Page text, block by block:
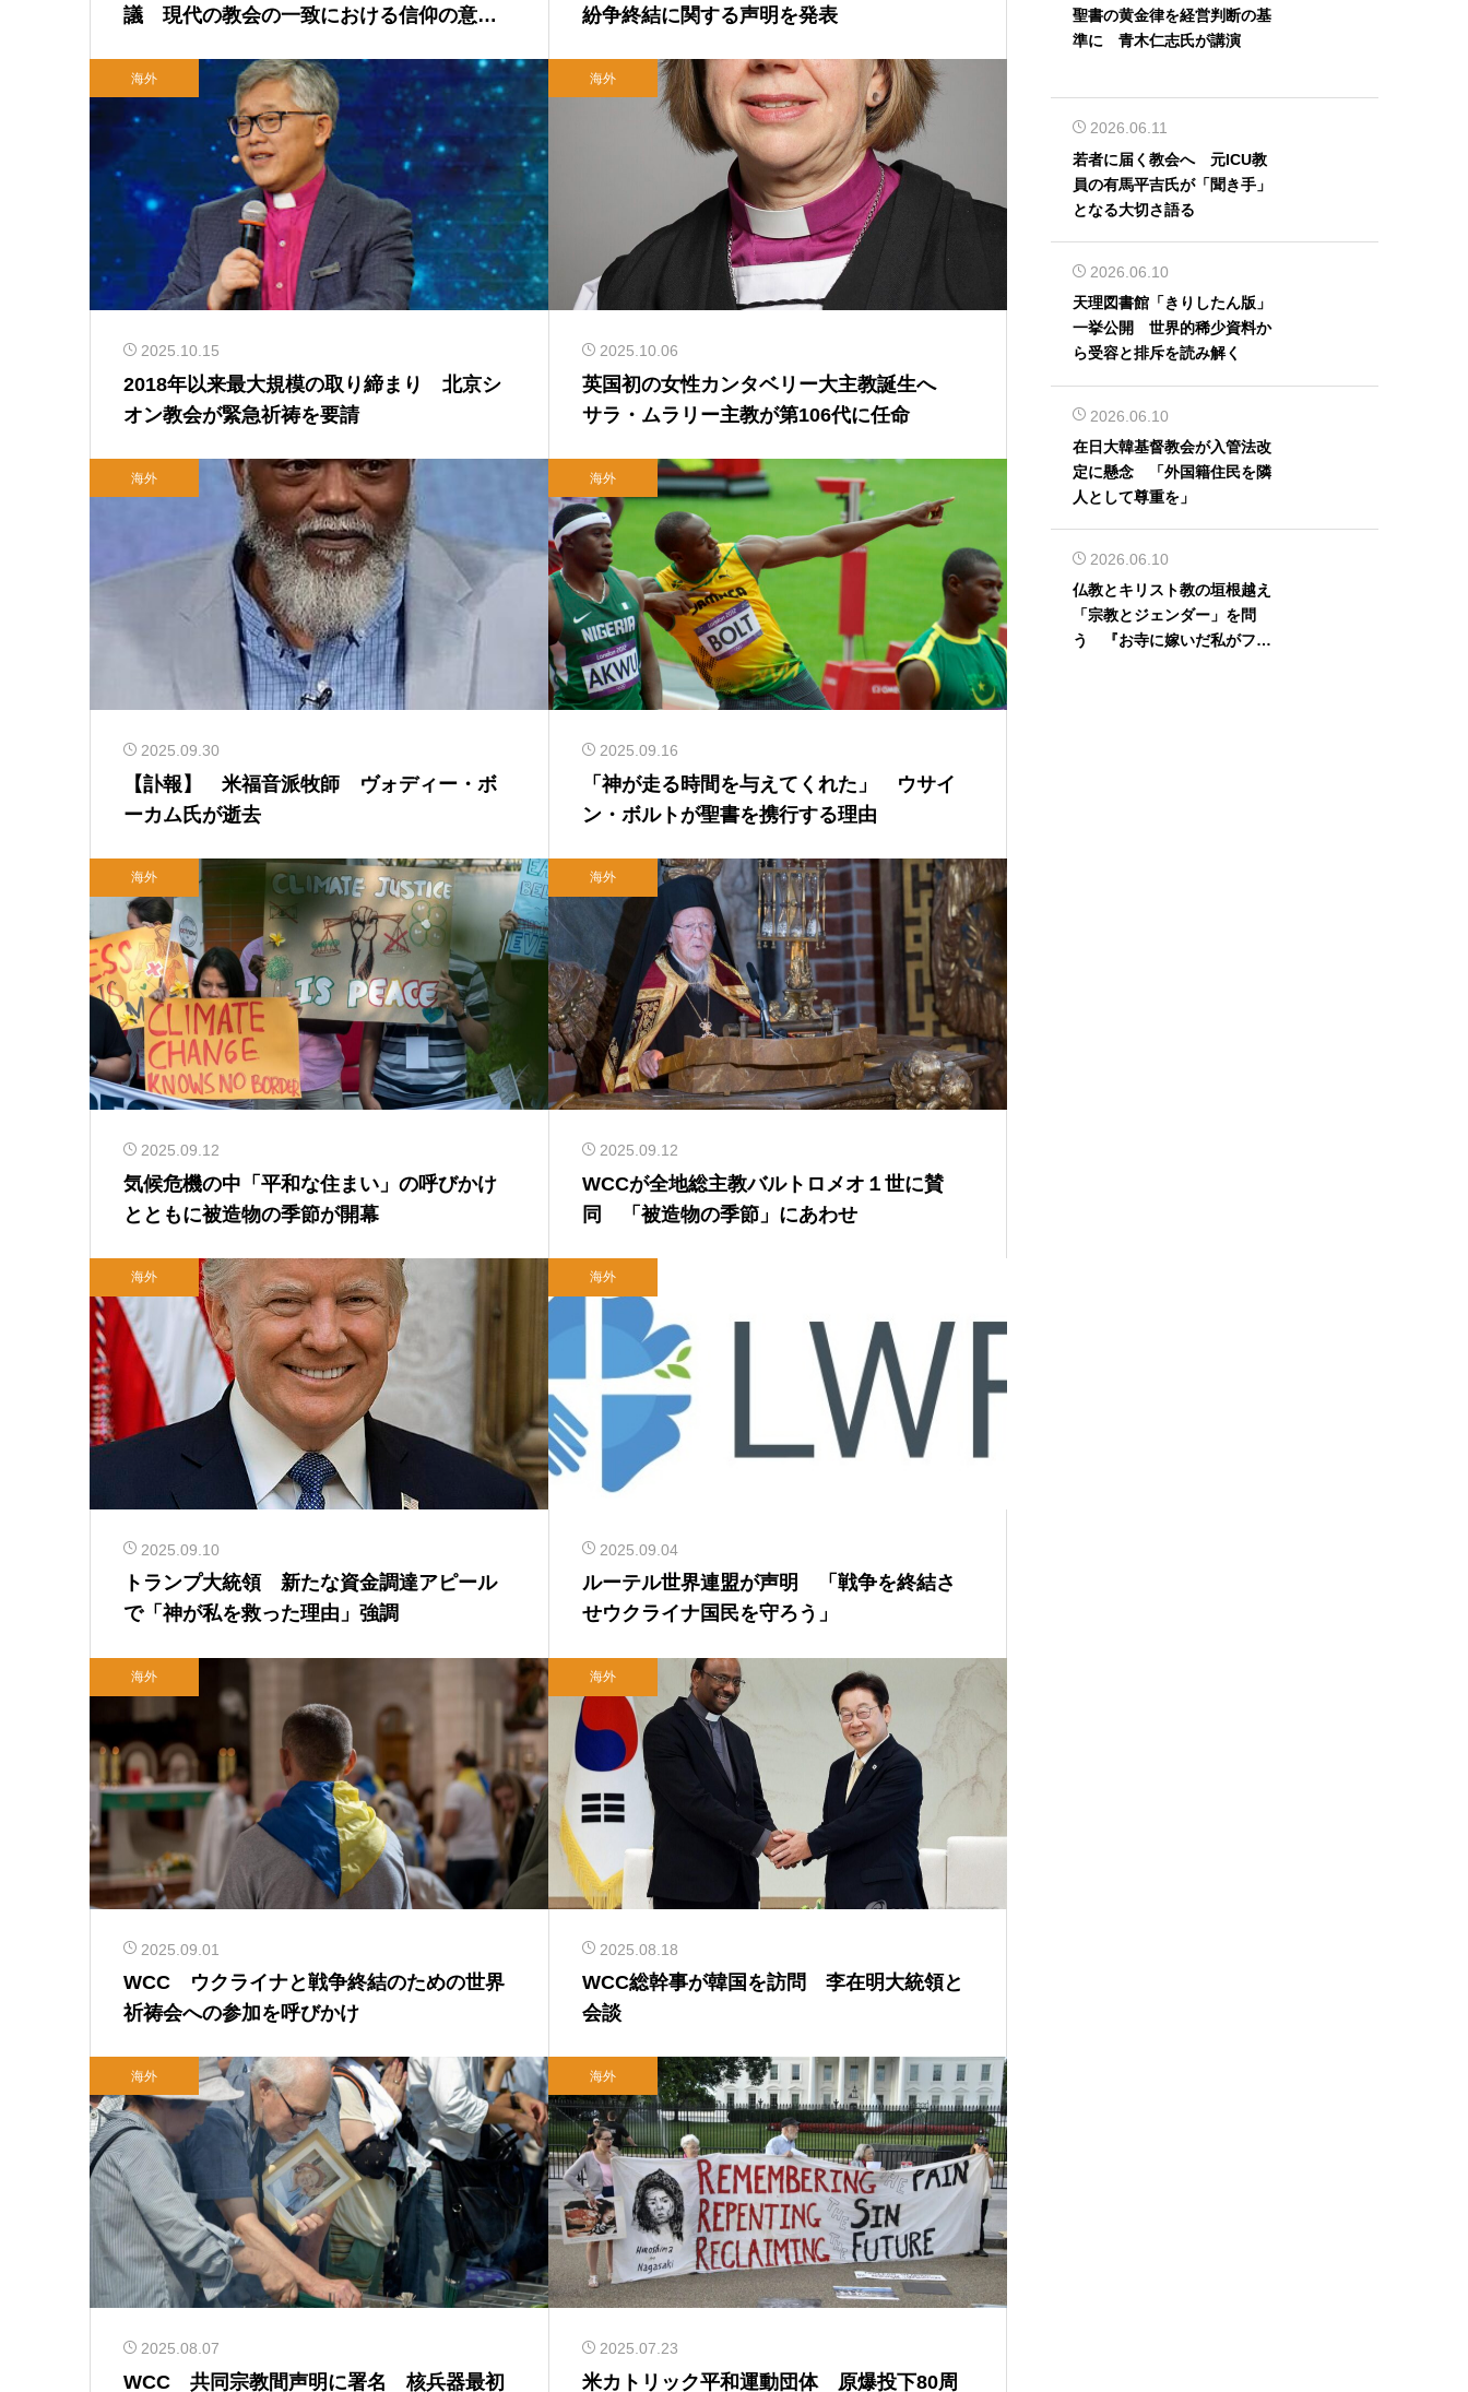
議 現代の教会の一致における信仰の意味
紛争終結に関する声明を発表
海外
2025.10.15
2018年以来最大規模の取り締まり 北京シ
オン教会が緊急祈祷を要請
海外
2025.10.06
英国初の女性カンタベリー大主教誕生へ
サラ・ムラリー主教が第106代に任命
海外
2025.09.30
【訃報】 米福音派牧師 ヴォディー・ボ
ーカム氏が逝去
海外
2025.09.16
「神が走る時間を与えてくれた」 ウサイ
ン・ボルトが聖書を携行する理由
海外
2025.09.12
気候危機の中「平和な住まい」の呼びかけ
とともに被造物の季節が開幕
海外
2025.09.12
WCCが全地総主教バルトロメオ１世に賛
同 「被造物の季節」にあわせ
海外
2025.09.10
トランプ大統領 新たな資金調達アピール
で「神が私を救った理由」強調
海外
2025.09.04
ルーテル世界連盟が声明 「戦争を終結さ
せウクライナ国民を守ろう」
海外
2025.09.01
WCC ウクライナと戦争終結のための世界
祈祷会への参加を呼びかけ
海外
2025.08.18
WCC総幹事が韓国を訪問 李在明大統領と
会談
海外
2025.08.07
WCC 共同宗教間声明に署名 核兵器最初
海外
2025.07.23
米カトリック平和運動団体 原爆投下80周
聖書の黄金律を経営判断の基
準に 青木仁志氏が講演
2026.06.11
若者に届く教会へ 元ICU教
員の有馬平吉氏が「聞き手」
となる大切さ語る
2026.06.10
天理図書館「きりしたん版」
一挙公開 世界的稀少資料か
ら受容と排斥を読み解く
2026.06.10
在日大韓基督教会が入管法改
定に懸念 「外国籍住民を隣
人として尊重を」
2026.06.10
仏教とキリスト教の垣根越え
「宗教とジェンダー」を問
う 『お寺に嫁いだ私がフェ